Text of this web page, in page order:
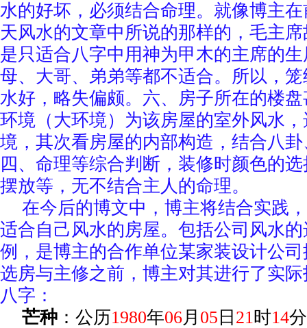
水的好坏，必须结合命理。就像博主
天风水的文章中所说的那样的，毛主
是只适合八字中用神为甲木的主席的
母、大哥、弟弟等都不适合。所以，
水好，略失偏颇。六、房子所在的楼
环境（大环境）为该房屋的室外风水
境，其次看房屋的内部构造，结合八
四、命理等综合判断，装修时颜色的
摆放等，无不结合主人的命理。
在今后的博文中，博主将结合实践
适合自己风水的房屋。包括公司风水
例，是博主的合作单位某家装设计公
选房与主修之前，博主对其进行了实
八字：
芒种 ：公历1980年06月 05 日 21时14